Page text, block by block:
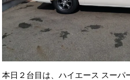
本日２台目は、ハイエース スーパ